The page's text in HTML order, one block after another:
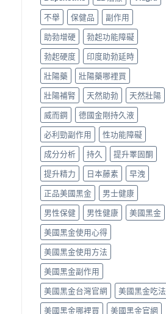
不舉
保健品
副作用
助勃增硬
勃起功能障礙
勃起硬度
印度助勃延時
壯陽藥
壯陽藥哪裡買
壯陽補腎
天然助勃
天然壯陽
威而鋼
德國金剛持久液
必利勁副作用
性功能障礙
成分分析
持久
提升睪固酮
提升精力
日本藤素
早洩
正品美國黑金
男士健康
男性保健
男性健康
美國黑金
美國黑金使用心得
美國黑金使用方法
美國黑金副作用
美國黑金台灣官網
美國黑金吃法
美國黑金哪裡買
美國黑金官網